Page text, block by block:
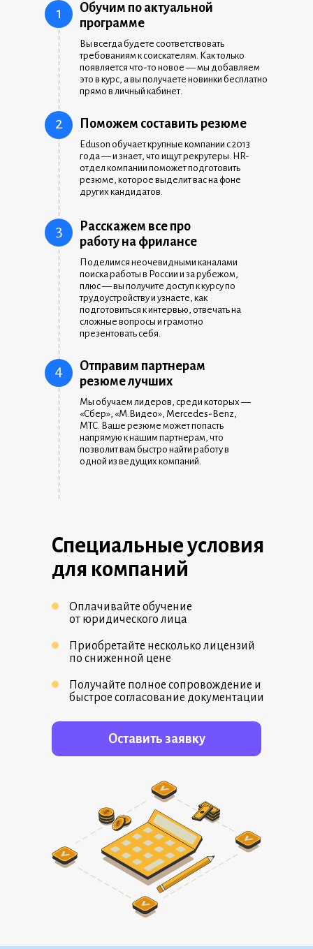
_ _ _ _ _ _ _ _ _ _ _ _ _ _ _ _ _ _ _ _ _ _ _ _ _ _ _ _ _ _ _ _ _ _ _ _ _ _ _ _ _ _ _ _ _ _ _ _ _ _ _ _ _ _ _ _ _ _ _ _ _ _ _ _ _ _ _ _ _ _ _ _ _ _ _ _ _ _ _ _ _ _ _ _ _ _ _ _ _ _ _ _ _ _ _ _ _ _ _ _ _ _ _ _ _ _ _ _ _ _ _ _ _ _ _ _ _ _ _ _ _ _ _ _ _ _ _ _ _ _ _ _ _ _ _ _ _ _ _ _ _ _ _ _ _ _ _ _ _ _ _ _ _ _ _ _ _ _ _ _ _ _ _ _ _ _ _ _ _ _ _ _ _ _ _ _ _ _ _ _ _ _ _ _ _ _ _ _ _ _ _ _ _ _ _ _ _ _ Поможем составить резюме
Eduson обучает крупные компании с 2013
года — и знает, что ищут рекрутеры. HR-
отдел компании поможет подготовить
резюме, которое выделит вас на фоне
других кандидатов.
Расскажем все про
работу на фрилансе
Поделимся неочевидными каналами
поиска работы в России и за рубежом,
плюс — вы получите доступ к курсу по
трудоустройству и узнаете, как
подготовиться к интервью, отвечать на
сложные вопросы и грамотно
презентовать себя.
Отправим партнерам
резюме лучших
Обучим по актуальной
программе
Мы обучаем лидеров, среди которых —
«Сбер», «М.Видео», Mercedes-Benz,
МТС. Ваше резюме может попасть
напрямую к нашим партнерам, что
позволит вам быстро найти работу в
одной из ведущих компаний.
Вы всегда будете соответствовать
требованиям к соискателям. Как только
появляется что-то новое — мы добавляем
это в курс, а вы получаете новинки бесплатно
прямо в личный кабинет.
1
2
3
4
Специальные условия
для компаний
Оплачивайте обучение
от юридического лица
Приобретайте несколько лицензий
по сниженной цене
Получайте полное сопровождение и
быстрое согласование документации
Оставить заявку